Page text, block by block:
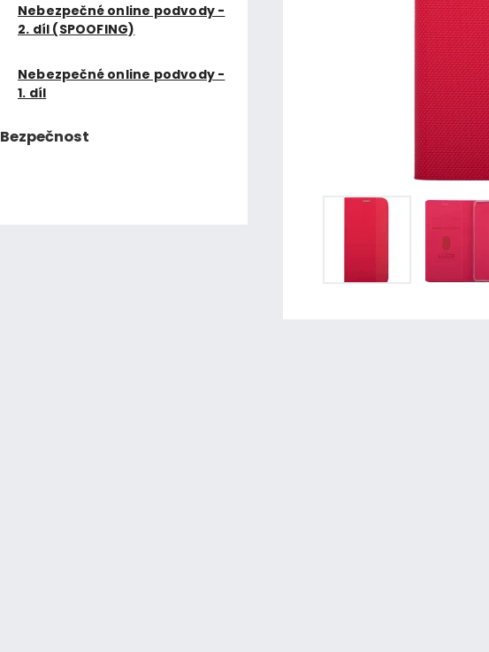
Nebezpečné online podvody -
2. díl (SPOOFING)
Nebezpečné online podvody -
1. díl
Bezpečnost